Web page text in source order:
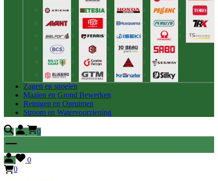
Zagen en snoeien
Maaien en Grond Bewerken
Reinigen en Opruimen
Stroom en Watervoorziening
0
0
0